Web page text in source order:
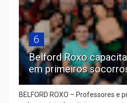
6
Belford Roxo
em primeiros
BELFORD ROXO – Professores e